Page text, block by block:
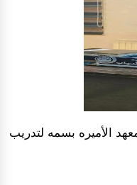
الأميره بسمه لتدريب